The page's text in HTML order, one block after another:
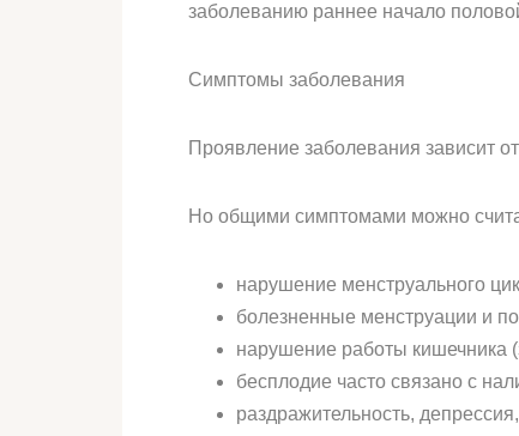
заболеванию раннее начало
Симптомы заболевания
Проявление заболевания зависит
Но общими симптомами можно
нарушение менструального
болезненные менструации и
нарушение работы кишечника
бесплодие часто связано с
раздражительность,